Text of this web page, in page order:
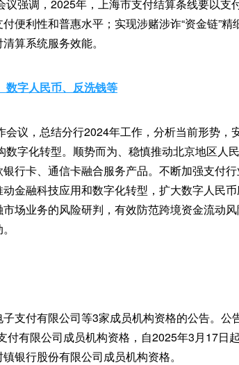
强调，2025年，上海市支付结算条线要以支
便利性和普惠水平；实现涉赌涉诈“资金链”精
算系统服务效能。
数字人民币、反洗钱等
议，总结分行2024年工作，分析当前形势，
字化转型。顺势而为、稳慎推动北京地区人民
行卡、通信卡融合服务产品。不断加强支付
金融科技应用和数字化转型，扩大数字人民币
场业务的风险研判，有效防范跨境资金流动
支付有限公司等3家成员机构资格的公告。公
有限公司成员机构资格，自2025年3月17日
银行股份有限公司成员机构资格。